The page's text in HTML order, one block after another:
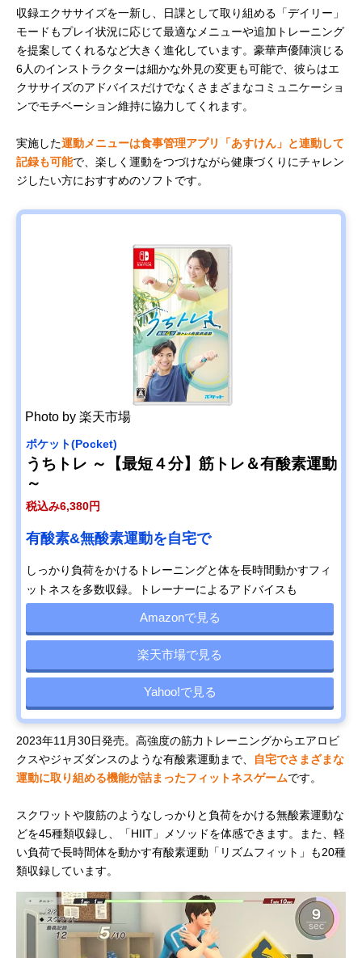
収録エクササイズを一新し、日課として取り組める「デイリー」
モードもプレイ状況に応じて最適なメニューや追加トレーニング
を提案してくれるなど大きく進化しています。豪華声優陣演じる
6人のインストラクターは細かな外見の変更も可能で、彼らはエ
クササイズのアドバイスだけでなくさまざまなコミュニケーショ
ンでモチベーション維持に協力してくれます。
実施した運動メニューは食事管理アプリ「あすけん」と連動して
記録も可能で、楽しく運動をつづけながら健康づくりにチャレン
ジしたい方におすすめのソフトです。
Photo by 楽天市場
ポケット(Pocket)
うちトレ ～【最短４分】筋トレ＆有酸素運動
～
税込み6,380円
有酸素&無酸素運動を自宅で
しっかり負荷をかけるトレーニングと体を長時間動かすフィ
ットネスを多数収録。トレーナーによるアドバイスも
Amazonで見る
楽天市場で見る
Yahoo!で見る
2023年11月30日発売。高強度の筋力トレーニングからエアロビ
クスやジャズダンスのような有酸素運動まで、
自宅でさまざまな
運動に取り組める機能が詰まったフィットネスゲームです。
スクワットや腹筋のようなしっかりと負荷をかける無酸素運動な
どを45種類収録し、「HIIT」メソッドを体感できます。また、軽
い負荷で長時間体を動かす有酸素運動「リズムフィット」も20種
類収録しています。